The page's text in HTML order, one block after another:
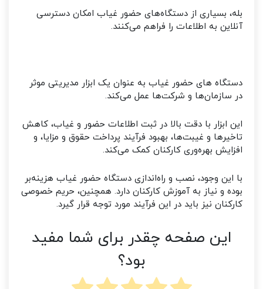
بله، بسیاری از دستگاه‌های حضور غیاب امکان دسترسی
آنلاین به اطلاعات را فراهم می‌کنند.
دستگاه های حضور غیاب به عنوان یک ابزار مدیریتی موثر
در سازمان‌ها و شرکت‌ها عمل می‌کند.
این ابزار با دقت بالا در ثبت اطلاعات حضور و غیاب، کاهش
تاخیرها و غیبت‌ها، بهبود فرآیند پرداخت حقوق و مزایا، و
افزایش بهره‌وری کارکنان کمک می‌کند.
با این وجود، نصب و راه‌اندازی دستگاه حضور غیاب هزینه‌بر
بوده و نیاز به آموزش کارکنان دارد. همچنین، حریم خصوصی
کارکنان نیز باید در این فرآیند مورد توجه قرار گیرد.
این صفحه چقدر برای شما مفید
بود؟